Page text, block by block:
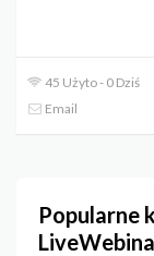
45 Użyto - 0 Dziś
Email
Popularne